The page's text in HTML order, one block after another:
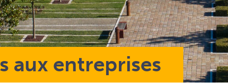
aux entreprises